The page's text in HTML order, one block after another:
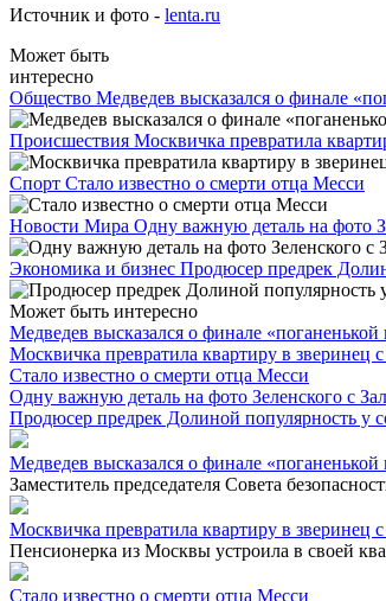
Источник и фото - lenta.ru
Может быть
интересно
Общество Медведев высказался о финале
Происшествия Москвичка превратила
Спорт Стало известно о смерти отца Месси
Новости Мира Одну важную деталь на фото
Экономика и бизнес Продюсер предрек
Может быть интересно
Медведев высказался о финале «поганенькой
Москвичка превратила квартиру в зверинец
Стало известно о смерти отца Месси
Одну важную деталь на фото Зеленского с
Продюсер предрек Долиной популярность у
Медведев высказался о финале «поганенькой
Заместитель председателя Совета
Москвичка превратила квартиру в зверинец
Пенсионерка из Москвы устроила в своей
Стало известно о смерти отца Месси